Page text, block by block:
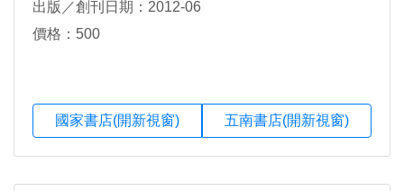
出版／創刊日期：2012-06
價格：500
國家書店(開新視窗) 五南書店(開新視窗)